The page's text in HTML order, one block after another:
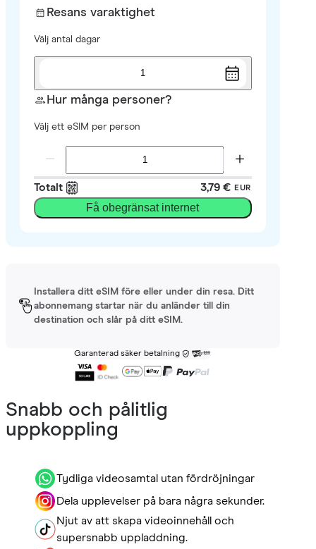
Resans varaktighet
Välj antal dagar
1
Hur många personer?
Välj ett eSIM per person
Totalt 3,79 € EUR
Få obegränsat internet
Installera ditt eSIM före eller under din resa. Ditt
abonnemang startar när du anländer till din
destination och slår på ditt eSIM.
Garanterad säker betalning
Snabb och pålitlig
uppkoppling
Tydliga videosamtal utan fördröjningar
Dela upplevelser på bara några sekunder.
Njut av att skapa videoinnehåll och
supersnabb uppladdning.